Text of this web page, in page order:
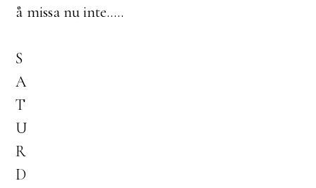
å missa nu inte.....
S
A
T
U
R
D